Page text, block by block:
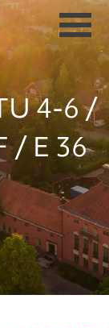
4-6 /
/ E 36